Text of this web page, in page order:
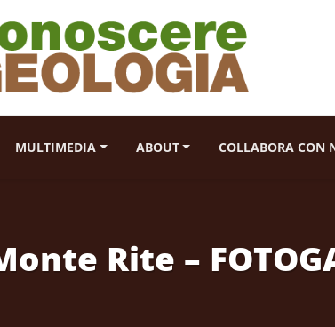
MULTIMEDIA ABOUT COLLABORA CON
Rite –